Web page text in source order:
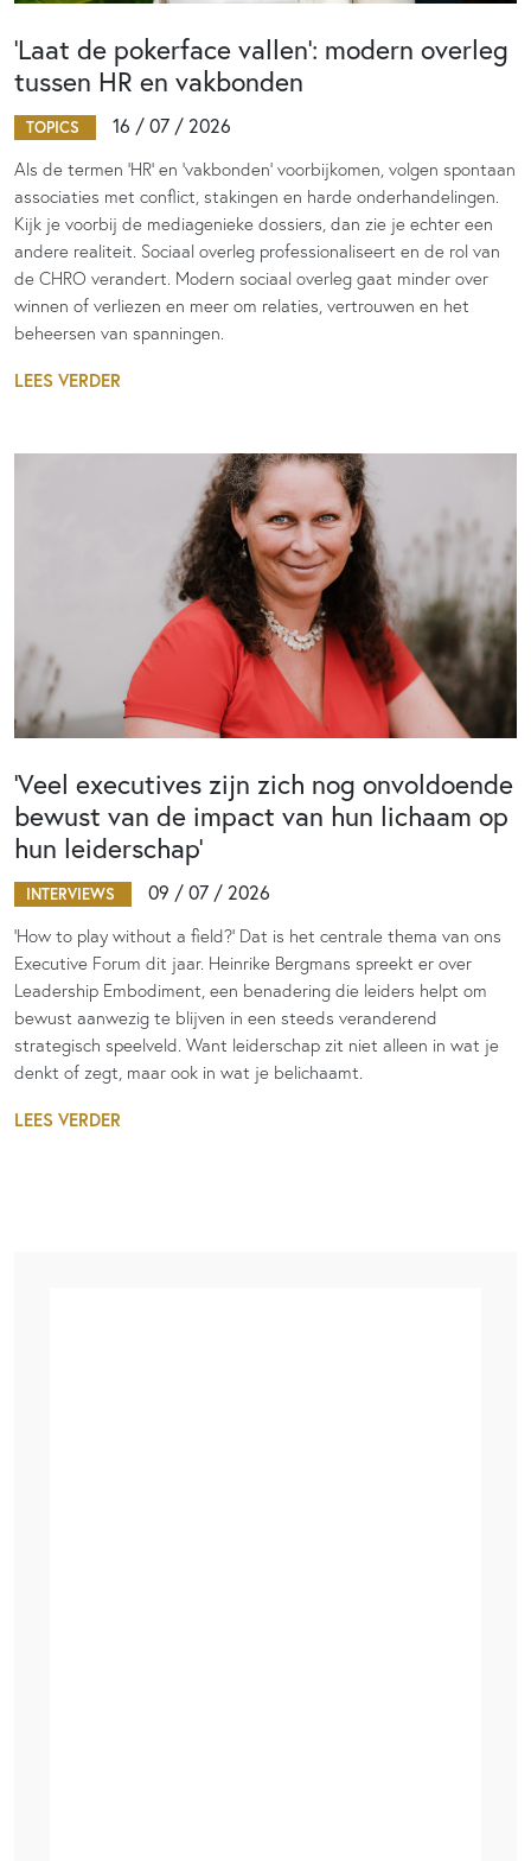
‘Laat de pokerface vallen’: modern overleg
tussen HR en vakbonden
TOPICS 16 / 07 / 2026
Als de termen 'HR' en 'vakbonden' voorbijkomen, volgen spontaan
associaties met conflict, stakingen en harde onderhandelingen.
Kijk je voorbij de mediagenieke dossiers, dan zie je echter een
andere realiteit. Sociaal overleg professionaliseert en de rol van
de CHRO verandert. Modern sociaal overleg gaat minder over
winnen of verliezen en meer om relaties, vertrouwen en het
beheersen van spanningen.
LEES VERDER
‘Veel executives zijn zich nog onvoldoende
bewust van de impact van hun lichaam op
hun leiderschap’
INTERVIEWS 09 / 07 / 2026
‘How to play without a field?’ Dat is het centrale thema van ons
Executive Forum dit jaar. Heinrike Bergmans spreekt er over
Leadership Embodiment, een benadering die leiders helpt om
bewust aanwezig te blijven in een steeds veranderend
strategisch speelveld. Want leiderschap zit niet alleen in wat je
denkt of zegt, maar ook in wat je belichaamt.
LEES VERDER